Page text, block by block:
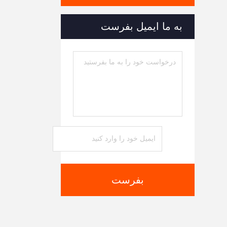
به ما ایمیل بفرست
بفرست